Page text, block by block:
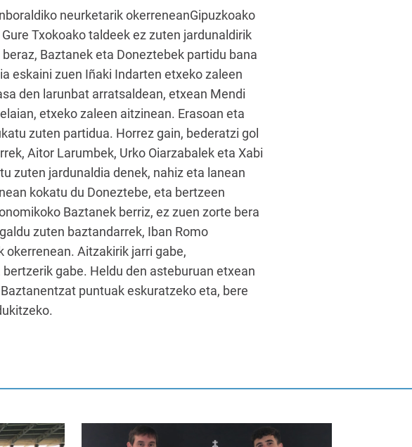
neurketarik okerreneanGipuzkoako
Txokoako taldeek ez zuten jardunaldirik
Baztanek eta Doneztebek partidu bana
eskaini zuen Iñaki Indarten etxeko zaleen
den larunbat arratsaldean, etxean Mendi
etxeko zaleen aitzinean. Erasoan eta
zuten partidua. Horrez gain, bederatzi gol
Aitor Larumbek, Urko Oiarzabalek eta Xabi
zuten jardunaldia denek, nahiz eta lanean
kokatu du Doneztebe, eta bertzeen
Baztanek berriz, ez zuen zorte bera
zuten baztandarrek, Iban Romo
Aitzakirik jarri gabe,
gabe. Heldu den asteburuan etxean
puntuak eskuratzeko eta, bere